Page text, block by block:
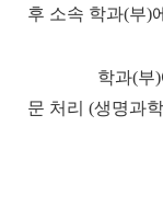
후 소속 학과(부)
학과(부)에서
문 처리 (생명과